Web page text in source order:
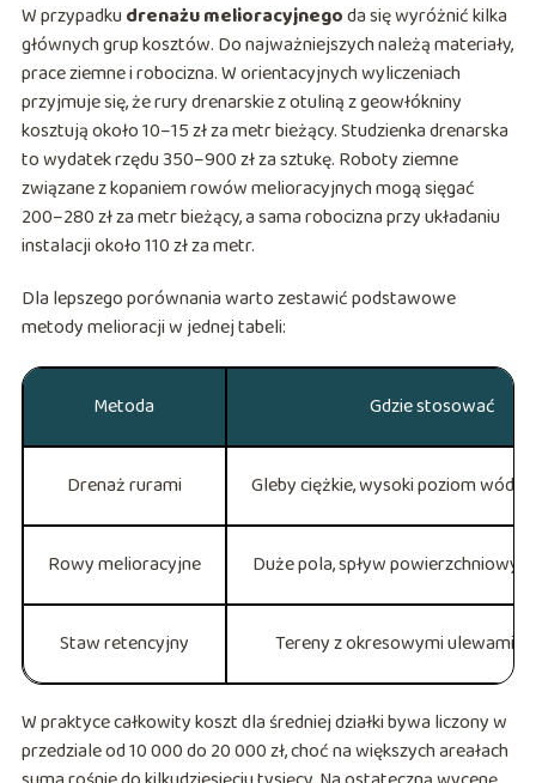
W przypadkudrenażu melioracyjnegoda się wyróżnić kilka
głównych grup kosztów. Do najważniejszych należą materiały,
prace ziemne i robocizna. W orientacyjnych wyliczeniach
przyjmuje się, że rury drenarskie z otuliną z geowłókniny
kosztują około 10–15 zł za metr bieżący. Studzienka drenarska
to wydatek rzędu 350–900 zł za sztukę. Roboty ziemne
związane z kopaniem rowów melioracyjnych mogą sięgać
200–280 zł za metr bieżący, a sama robocizna przy układaniu
instalacji około 110 zł za metr.
Dla lepszego porównania warto zestawić podstawowe
metody melioracji w jednej tabeli:
Metoda Gdzie stosować
Drenaż rurami Gleby ciężkie, wysoki poziom wód
Rowy melioracyjne Duże pola, spływ powierzchniowy
Staw retencyjny Tereny z okresowymi ulewami i
W praktyce całkowity koszt dla średniej działki bywa liczony w
przedziale od 10 000 do 20 000 zł, choć na większych areałach